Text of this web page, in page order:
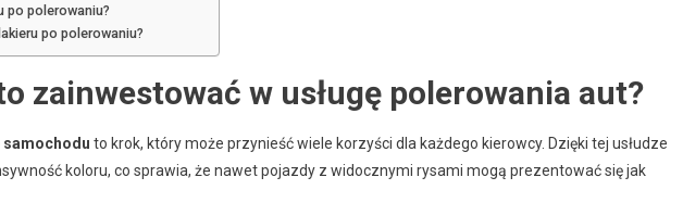
po polerowaniu?
po polerowaniu?
zainwestować w usługę polerowania aut?
samochodu to krok, który może przynieść wiele korzyści dla każdego kierowcy. Dzięki tej usłudze
koloru, co sprawia, że nawet pojazdy z widocznymi rysami mogą prezentować się jak